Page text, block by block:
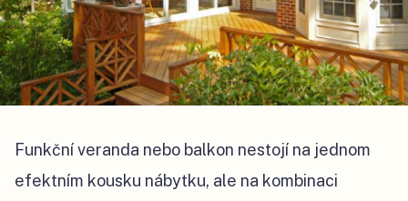
Funkční veranda nebo balkon nestojí na jednom
efektním kousku nábytku, ale na kombinaci